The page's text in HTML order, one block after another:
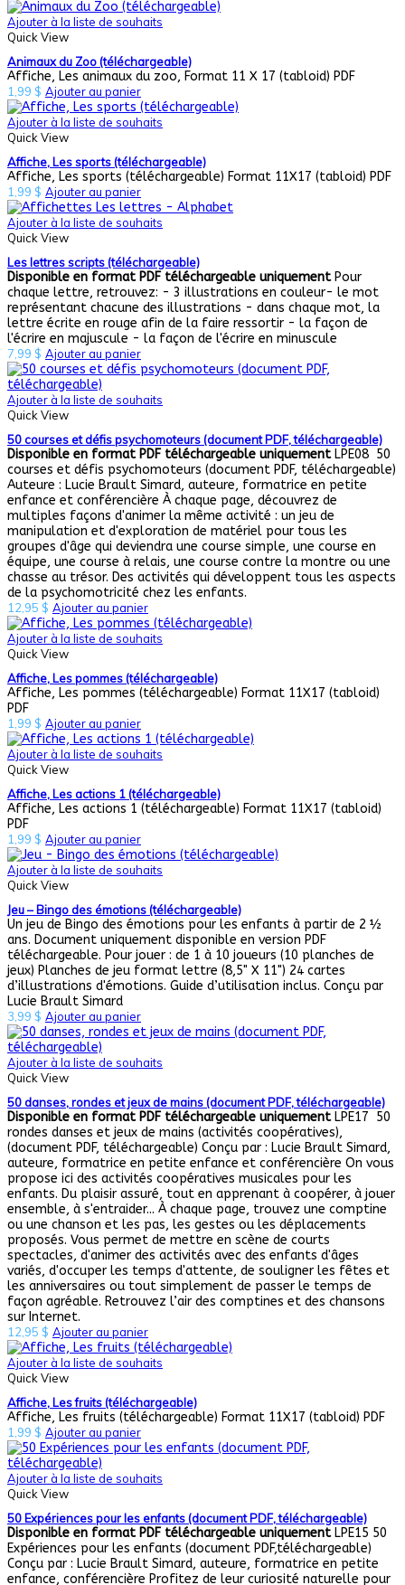
Ajouter à la liste de souhaits
Quick View
Animaux du Zoo (téléchargeable)
Affiche, Les animaux du zoo, Format 11 X 17 (tabloid) PDF
1,99 $ Ajouter au panier
Ajouter à la liste de souhaits
Quick View
Affiche, Les sports (téléchargeable)
Affiche, Les sports (téléchargeable) Format 11X17 (tabloid) PDF
1,99 $ Ajouter au panier
Ajouter à la liste de souhaits
Quick View
Les lettres scripts (téléchargeable)
Disponible en format PDF téléchargeable uniquementPour
chaque lettre, retrouvez: - 3 illustrations en couleur- le mot
représentant chacune des illustrations - dans chaque mot, la
lettre écrite en rouge afin de la faire ressortir - la façon de
l'écrire en majuscule - la façon de l'écrire en minuscule
7,99 $ Ajouter au panier
Ajouter à la liste de souhaits
Quick View
50 courses et défis psychomoteurs (document PDF, téléchargeable)
Disponible en format PDF téléchargeable uniquementLPE08 50
courses et défis psychomoteurs (document PDF, téléchargeable)
Auteure : Lucie Brault Simard, auteure, formatrice en petite
enfance et conférencière À chaque page, découvrez de
multiples façons d'animer la même activité : un jeu de
manipulation et d'exploration de matériel pour tous les
groupes d'âge qui deviendra une course simple, une course en
équipe, une course à relais, une course contre la montre ou une
chasse au trésor. Des activités qui développent tous les aspects
de la psychomotricité chez les enfants.
12,95 $ Ajouter au panier
Ajouter à la liste de souhaits
Quick View
Affiche, Les pommes (téléchargeable)
Affiche, Les pommes (téléchargeable) Format 11X17 (tabloid)
PDF
1,99 $ Ajouter au panier
Ajouter à la liste de souhaits
Quick View
Affiche, Les actions 1 (téléchargeable)
Affiche, Les actions 1 (téléchargeable) Format 11X17 (tabloid)
PDF
1,99 $ Ajouter au panier
Ajouter à la liste de souhaits
Quick View
Jeu – Bingo des émotions (téléchargeable)
Un jeu de Bingo des émotions pour les enfants à partir de 2 ½
ans. Document uniquement disponible en version PDF
téléchargeable. Pour jouer : de 1 à 10 joueurs (10 planches de
jeux) Planches de jeu format lettre (8,5" X 11") 24 cartes
d’illustrations d'émotions. Guide d’utilisation inclus. Conçu par
Lucie Brault Simard
3,99 $ Ajouter au panier
Ajouter à la liste de souhaits
Quick View
50 danses, rondes et jeux de mains (document PDF, téléchargeable)
Disponible en format PDF téléchargeable uniquementLPE17 50
rondes danses et jeux de mains (activités coopératives),
(document PDF, téléchargeable) Conçu par : Lucie Brault Simard,
auteure, formatrice en petite enfance et conférencière On vous
propose ici des activités coopératives musicales pour les
enfants. Du plaisir assuré, tout en apprenant à coopérer, à jouer
ensemble, à s'entraider... À chaque page, trouvez une comptine
ou une chanson et les pas, les gestes ou les déplacements
proposés. Vous permet de mettre en scène de courts
spectacles, d'animer des activités avec des enfants d'âges
variés, d'occuper les temps d'attente, de souligner les fêtes et
les anniversaires ou tout simplement de passer le temps de
façon agréable. Retrouvez l’air des comptines et des chansons
sur Internet.
12,95 $ Ajouter au panier
Ajouter à la liste de souhaits
Quick View
Affiche, Les fruits (téléchargeable)
Affiche, Les fruits (téléchargeable) Format 11X17 (tabloid) PDF
1,99 $ Ajouter au panier
Ajouter à la liste de souhaits
Quick View
50 Expériences pour les enfants (document PDF, téléchargeable)
Disponible en format PDF téléchargeable uniquementLPE15 50
Expériences pour les enfants (document PDF,téléchargeable)
Conçu par : Lucie Brault Simard, auteure, formatrice en petite
enfance, conférencière Profitez de leur curiosité naturelle pour